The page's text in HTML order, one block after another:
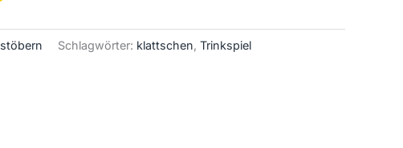
stöbern Schlagwörter: klattschen, Trinkspiel